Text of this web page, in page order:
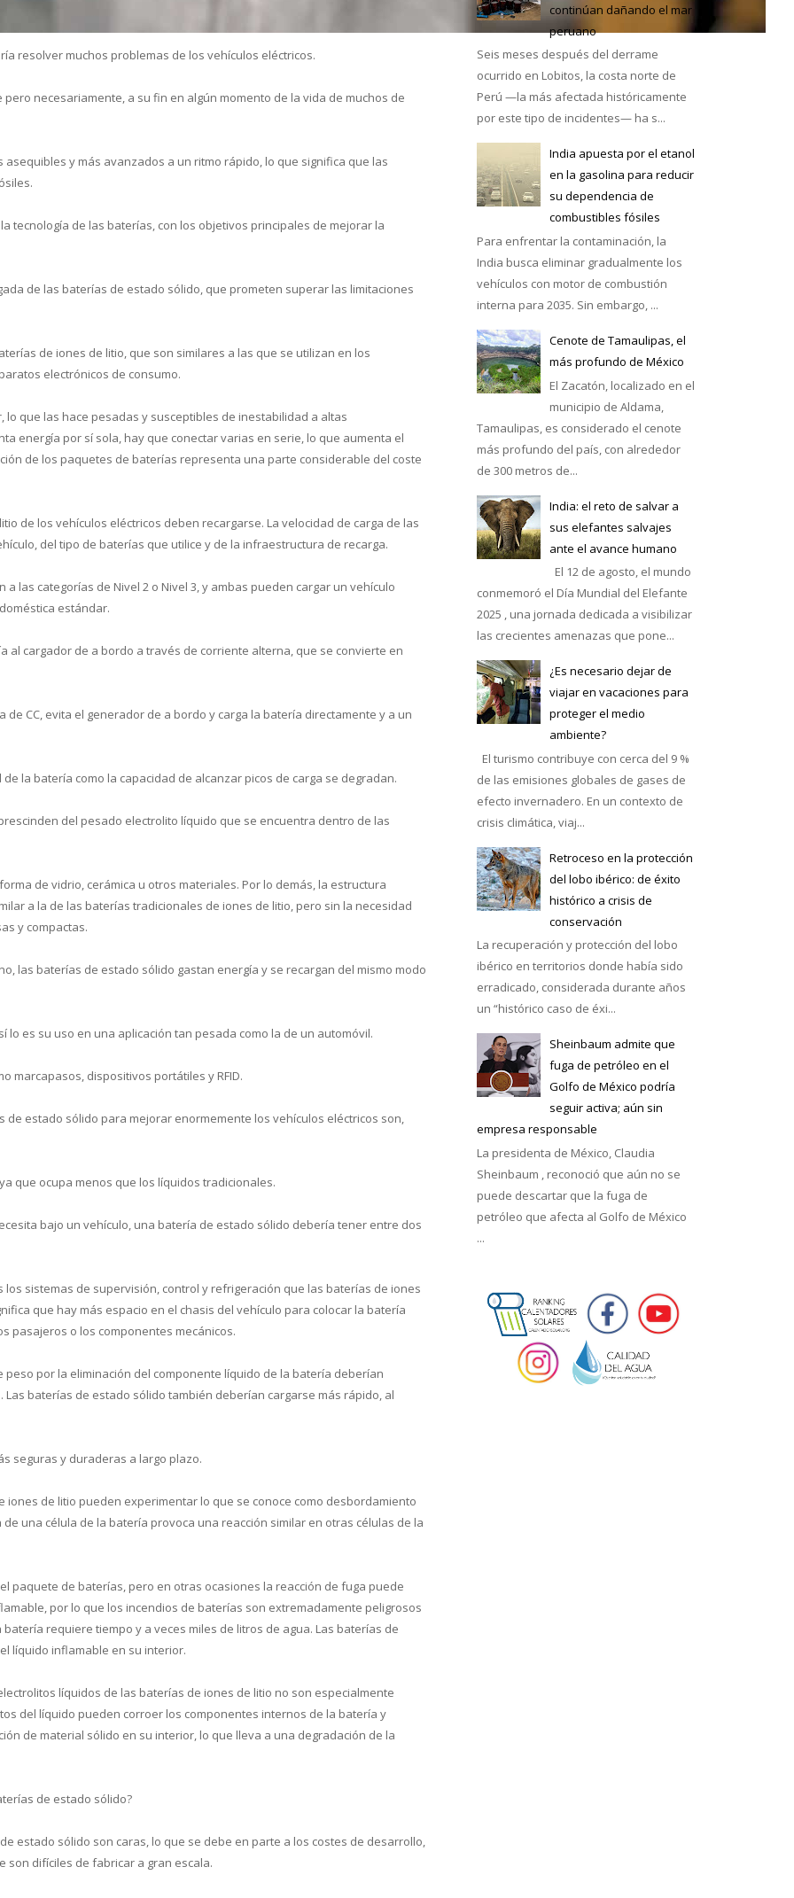
es el mejor calentador solar de México
resolver muchos problemas de los vehículos eléctricos.
necesariamente, a su fin en algún momento de la vida de muchos de
y más avanzados a un ritmo rápido, lo que significa que las
tecnología de las baterías, con los objetivos principales de mejorar la
de las baterías de estado sólido, que prometen superar las limitaciones
de iones de litio, que son similares a las que se utilizan en los
electrónicos de consumo.
que las hace pesadas y susceptibles de inestabilidad a altas
energía por sí sola, hay que conectar varias en serie, lo que aumenta el
de los paquetes de baterías representa una parte considerable del coste
de los vehículos eléctricos deben recargarse. La velocidad de carga de las
del tipo de baterías que utilice y de la infraestructura de recarga.
las categorías de Nivel 2 o Nivel 3, y ambas pueden cargar un vehículo
estándar.
al cargador de a bordo a través de corriente alterna, que se convierte en
CC, evita el generador de a bordo y carga la batería directamente y a un
la batería como la capacidad de alcanzar picos de carga se degradan.
del pesado electrolito líquido que se encuentra dentro de las
de vidrio, cerámica u otros materiales. Por lo demás, la estructura
a la de las baterías tradicionales de iones de litio, pero sin la necesidad
y compactas.
las baterías de estado sólido gastan energía y se recargan del mismo modo
es su uso en una aplicación tan pesada como la de un automóvil.
marcapasos, dispositivos portátiles y RFID.
estado sólido para mejorar enormemente los vehículos eléctricos son,
que ocupa menos que los líquidos tradicionales.
bajo un vehículo, una batería de estado sólido debería tener entre dos
sistemas de supervisión, control y refrigeración que las baterías de iones
que hay más espacio en el chasis del vehículo para colocar la batería
pasajeros o los componentes mecánicos.
por la eliminación del componente líquido de la batería deberían
baterías de estado sólido también deberían cargarse más rápido, al
seguras y duraderas a largo plazo.
de litio pueden experimentar lo que se conoce como desbordamiento
una célula de la batería provoca una reacción similar en otras células de la
paquete de baterías, pero en otras ocasiones la reacción de fuga puede
por lo que los incendios de baterías son extremadamente peligrosos
requiere tiempo y a veces miles de litros de agua. Las baterías de
líquido inflamable en su interior.
líquidos de las baterías de iones de litio no son especialmente
del líquido pueden corroer los componentes internos de la batería y
de material sólido en su interior, lo que lleva a una degradación de la
de estado sólido?
estado sólido son caras, lo que se debe en parte a los costes de desarrollo,
son difíciles de fabricar a gran escala.
continúan dañando el mar
peruano
Seis meses después del derrame
ocurrido en Lobitos, la costa norte de
Perú —la más afectada históricamente
por este tipo de incidentes— ha s...
India apuesta por el etanol
en la gasolina para reducir
su dependencia de
combustibles fósiles
Para enfrentar la contaminación, la
India busca eliminar gradualmente los
vehículos con motor de combustión
interna para 2035. Sin embargo, ...
Cenote de Tamaulipas, el
más profundo de México
El Zacatón, localizado en el
municipio de Aldama,
Tamaulipas, es considerado el cenote
más profundo del país, con alrededor
de 300 metros de...
India: el reto de salvar a
sus elefantes salvajes
ante el avance humano
El 12 de agosto, el mundo
conmemoró el Día Mundial del Elefante
2025 , una jornada dedicada a visibilizar
las crecientes amenazas que pone...
¿Es necesario dejar de
viajar en vacaciones para
proteger el medio
ambiente?
El turismo contribuye con cerca del 9 %
de las emisiones globales de gases de
efecto invernadero. En un contexto de
crisis climática, viaj...
Retroceso en la protección
del lobo ibérico: de éxito
histórico a crisis de
conservación
La recuperación y protección del lobo
ibérico en territorios donde había sido
erradicado, considerada durante años
un “histórico caso de éxi...
Sheinbaum admite que
fuga de petróleo en el
Golfo de México podría
seguir activa; aún sin
empresa responsable
La presidenta de México, Claudia
Sheinbaum , reconoció que aún no se
puede descartar que la fuga de
petróleo que afecta al Golfo de México
...